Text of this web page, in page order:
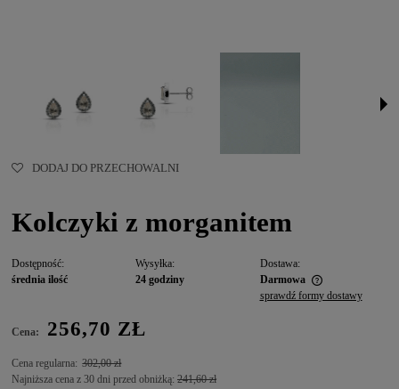
DODAJ DO PRZECHOWALNI
Kolczyki z morganitem
Dostępność:
średnia ilość
Wysyłka:
24 godziny
Dostawa:
Darmowa
sprawdź formy dostawy
Cena: 256,70 ZŁ
Cena regularna: 302,00 zł
Najniższa cena z 30 dni przed obniżką: 241,60 zł